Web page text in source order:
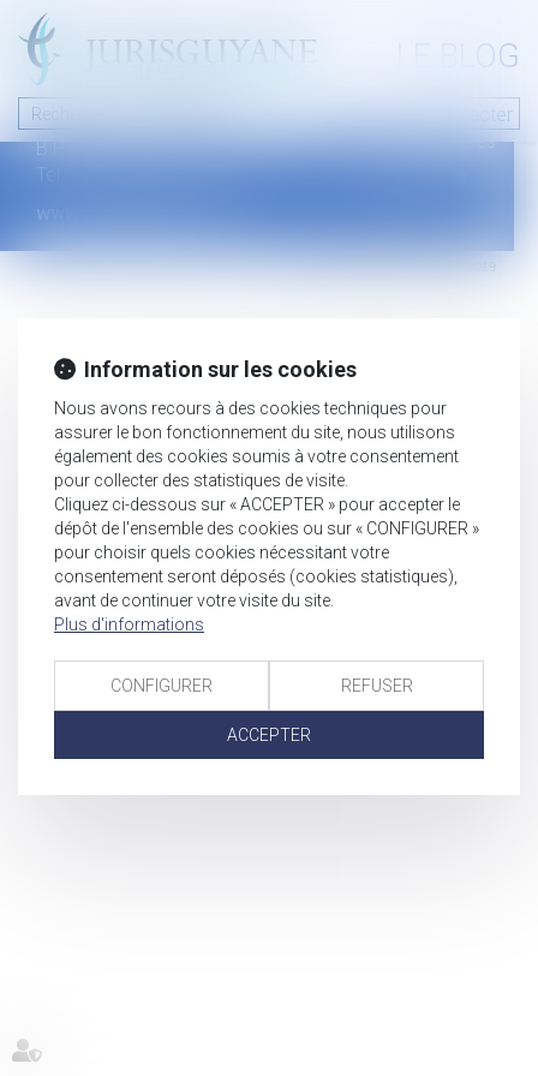
LE BLOG
Nous contacter
46 avenue de la liberté
B.P.315 - 97327 Cayenne Cedex
Tel : +594 594 29 45 35
www.jurisguyane.com
Mentions légales
Information sur les cookies
Nous avons recours à des cookies techniques pour
assurer le bon fonctionnement du site, nous utilisons
également des cookies soumis à votre consentement
pour collecter des statistiques de visite.
Cliquez ci-dessous sur « ACCEPTER » pour accepter le
dépôt de l'ensemble des cookies ou sur « CONFIGURER »
pour choisir quels cookies nécessitant votre
consentement seront déposés (cookies statistiques),
avant de continuer votre visite du site.
Plus d'informations
CONFIGURER REFUSER
ACCEPTER